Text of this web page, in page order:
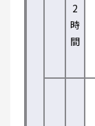
2
時
間